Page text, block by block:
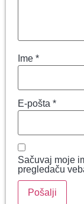
Ime *
E-pošta *
Sačuvaj moje
pregledaču